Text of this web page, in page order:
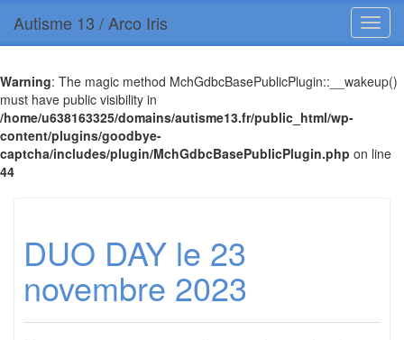
Warning: The magic method MchGdbcBasePublicPlugin::__wakeup()
must have public visibility in
/home/u638163325/domains/autisme13.fr/public_html/wp-
content/plugins/goodbye-
captcha/includes/plugin/MchGdbcBasePublicPlugin.php on line
44
Autisme 13 / Arco Iris
DUO DAY le 23
novembre 2023